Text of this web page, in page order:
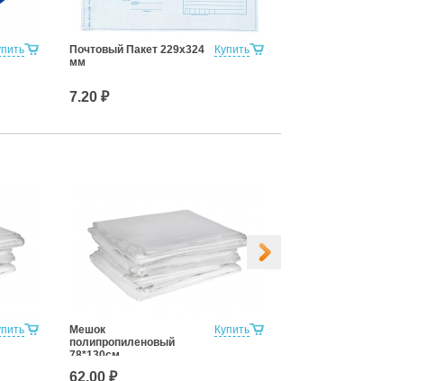
Купить
Почтовый Пакет 229х324
мм
7.20 ₽
Купить
Мешок
полипропиленовый
78*130см.
62.00 ₽